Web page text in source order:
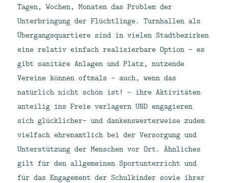
Tagen, Wochen, Monaten das Problem der
Unterbringung der Flüchtlinge. Turnhallen als
Übergangsquartiere sind in vielen Stadtbezirken
eine relativ einfach realisierbare Option – es
gibt sanitäre Anlagen und Platz, nutzende
Vereine können oftmals – auch, wenn das
natürlich nicht schön ist! – ihre Aktivitäten
anteilig ins Freie verlagern UND engagieren
sich glücklicher- und dankenswerterweise zudem
vielfach ehrenamtlich bei der Versorgung und
Unterstützung der Menschen vor Ort. Ähnliches
gilt für den allgemeinen Sportunterricht und
für das Engagement der Schulkinder sowie ihrer